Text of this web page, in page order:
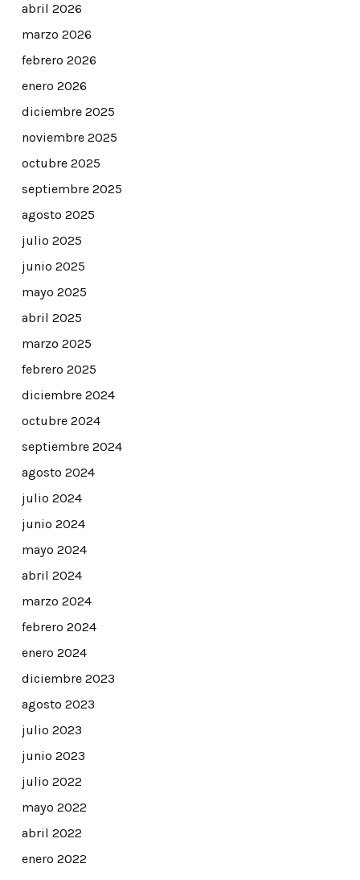
abril 2026
marzo 2026
febrero 2026
enero 2026
diciembre 2025
noviembre 2025
octubre 2025
septiembre 2025
agosto 2025
julio 2025
junio 2025
mayo 2025
abril 2025
marzo 2025
febrero 2025
diciembre 2024
octubre 2024
septiembre 2024
agosto 2024
julio 2024
junio 2024
mayo 2024
abril 2024
marzo 2024
febrero 2024
enero 2024
diciembre 2023
agosto 2023
julio 2023
junio 2023
julio 2022
mayo 2022
abril 2022
enero 2022